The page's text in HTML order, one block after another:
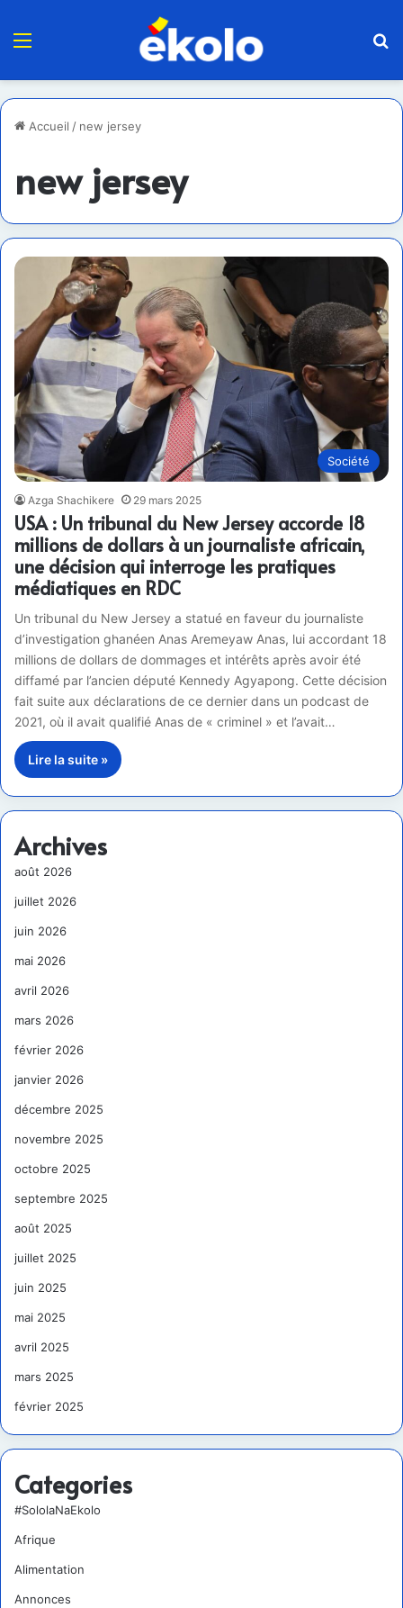
Menu
Accueil / new jersey
new jersey
Société
Azga Shachikere 29 mars 2025
USA : Un tribunal du New Jersey accorde 18
millions de dollars à un journaliste africain,
une décision qui interroge les pratiques
médiatiques en RDC
Un tribunal du New Jersey a statué en faveur du journaliste
d’investigation ghanéen Anas Aremeyaw Anas, lui accordant 18
millions de dollars de dommages et intérêts après avoir été
diffamé par l’ancien député Kennedy Agyapong. Cette décision
fait suite aux déclarations de ce dernier dans un podcast de
2021, où il avait qualifié Anas de « criminel » et l’avait…
Lire la suite »
Archives
août 2026
juillet 2026
juin 2026
mai 2026
avril 2026
mars 2026
février 2026
janvier 2026
décembre 2025
novembre 2025
octobre 2025
septembre 2025
août 2025
juillet 2025
juin 2025
mai 2025
avril 2025
mars 2025
février 2025
Categories
#SololaNaEkolo
Afrique
Alimentation
Annonces